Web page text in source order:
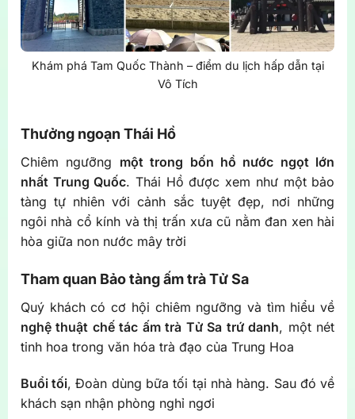
Khám phá Tam Quốc Thành – điểm du lịch hấp dẫn tại
Vô Tích
Thưởng ngoạn Thái Hồ
Chiêm ngưỡng một trong bốn hồ nước ngọt lớn
nhất Trung Quốc. Thái Hồ được xem như một bảo
tàng tự nhiên với cảnh sắc tuyệt đẹp, nơi những
ngôi nhà cổ kính và thị trấn xưa cũ nằm đan xen hài
hòa giữa non nước mây trời
Tham quan Bảo tàng ấm trà Tử Sa
Quý khách có cơ hội chiêm ngưỡng và tìm hiểu về
nghệ thuật chế tác ấm trà Tử Sa trứ danh, một nét
tinh hoa trong văn hóa trà đạo của Trung Hoa
Buổi tối, Đoàn dùng bữa tối tại nhà hàng. Sau đó về
khách sạn nhận phòng nghỉ ngơi